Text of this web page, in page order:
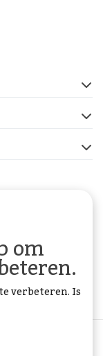
hoogte te
om
verbeteren. Is